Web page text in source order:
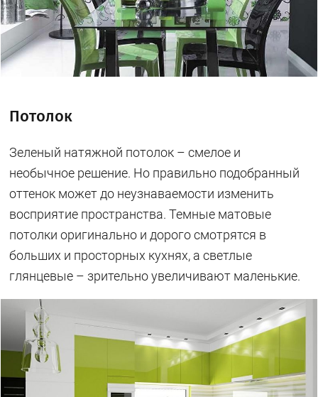
Потолок
Зеленый натяжной потолок – смелое и
необычное решение. Но правильно подобранный
оттенок может до неузнаваемости изменить
восприятие пространства. Темные матовые
потолки оригинально и дорого смотрятся в
больших и просторных кухнях, а светлые
глянцевые – зрительно увеличивают маленькие.